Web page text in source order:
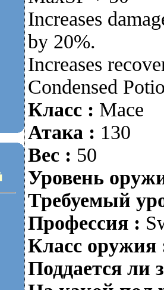
Increases
by 20%.
Increases
Condensed
Класс : Mace
Атака : 130
Вес : 50
Уровень
Требуемый
Профессия :
Класс
Поддается ли